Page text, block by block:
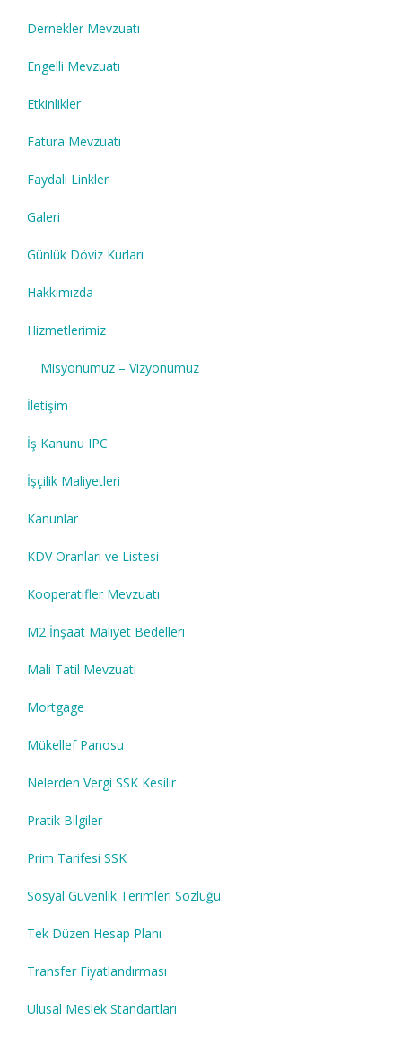
Dernekler Mevzuatı
Engelli Mevzuatı
Etkinlikler
Fatura Mevzuatı
Faydalı Linkler
Galeri
Günlük Döviz Kurları
Hakkımızda
Hizmetlerimiz
Misyonumuz – Vizyonumuz
İletişim
İş Kanunu IPC
İşçilik Maliyetleri
Kanunlar
KDV Oranları ve Listesi
Kooperatifler Mevzuatı
M2 İnşaat Maliyet Bedelleri
Mali Tatil Mevzuatı
Mortgage
Mükellef Panosu
Nelerden Vergi SSK Kesilir
Pratik Bilgiler
Prim Tarifesi SSK
Sosyal Güvenlik Terimleri Sözlüğü
Tek Düzen Hesap Planı
Transfer Fiyatlandırması
Ulusal Meslek Standartları